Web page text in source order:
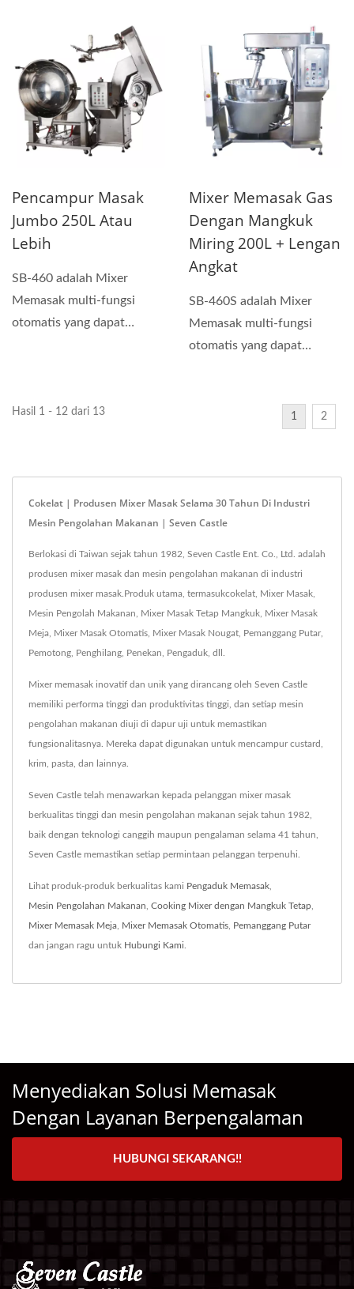
Pencampur Masak
Jumbo 250L Atau
Lebih
SB-460 adalah Mixer
Memasak multi-fungsi
otomatis yang dapat
Mixer Memasak Gas
Dengan Mangkuk
Miring 200L + Lengan
Angkat
SB-460S adalah Mixer
Memasak multi-fungsi
otomatis yang dapat
Hasil 1 - 12 dari 13 1 2
Cokelat | Produsen Mixer Masak Selama 30 Tahun Di Industri
Mesin Pengolahan Makanan | Seven Castle
Berlokasi di Taiwan sejak tahun 1982, Seven Castle Ent. Co., Ltd. adalah
produsen mixer masak dan mesin pengolahan makanan di industri
produsen mixer masak.Produk utama, termasukcokelat, Mixer Masak,
Mesin Pengolah Makanan, Mixer Masak Tetap Mangkuk, Mixer Masak
Meja, Mixer Masak Otomatis, Mixer Masak Nougat, Pemanggang Putar,
Pemotong, Penghilang, Penekan, Pengaduk, dll.
Mixer memasak inovatif dan unik yang dirancang oleh Seven Castle
memiliki performa tinggi dan produktivitas tinggi, dan setiap mesin
pengolahan makanan diuji di dapur uji untuk memastikan
fungsionalitasnya. Mereka dapat digunakan untuk mencampur custard,
krim, pasta, dan lainnya.
Seven Castle telah menawarkan kepada pelanggan mixer masak
berkualitas tinggi dan mesin pengolahan makanan sejak tahun 1982,
baik dengan teknologi canggih maupun pengalaman selama 41 tahun,
Seven Castle memastikan setiap permintaan pelanggan terpenuhi.
Lihat produk-produk berkualitas kami Pengaduk Memasak
Mesin Pengolahan Makanan Cooking Mixer dengan Mangkuk Tetap
Mixer Memasak Meja Mixer Memasak Otomatis Pemanggang Putar
dan jangan ragu untuk Hubungi Kami
Menyediakan Solusi Memasak
Dengan Layanan Berpengalaman
HUBUNGI SEKARANG!!